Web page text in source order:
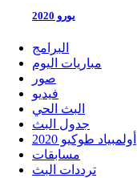
يورو 2020
البرامج
مباريات اليوم
صور
فيديو
البث الحي
جدول البث
أولمبياد طوكيو 2020
مسابقات
ترددات البث